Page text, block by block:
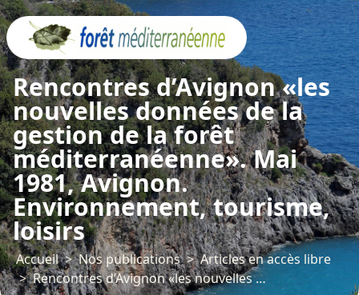
Rencontres d’Avignon «les
nouvelles données de la
gestion de la forêt
méditerranéenne». Mai
1981, Avignon.
Environnement, tourisme,
loisirs
Accueil Nos publications
Articles en accès libre
Rencontres d’Avignon «les nouvelles données de la gestion de la forêt méditerranéenne». Mai 1981, Avignon. Environnement, tourisme, loisirs
Panneau de gestion des cookies